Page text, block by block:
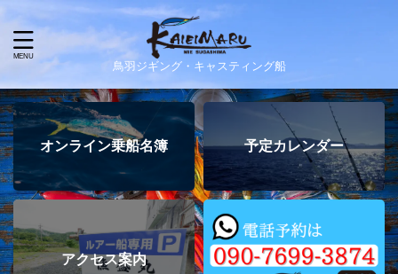
鳥羽ジギング・キャスティング船
オンライン乗船名簿 予定カレンダー
アクセス案内